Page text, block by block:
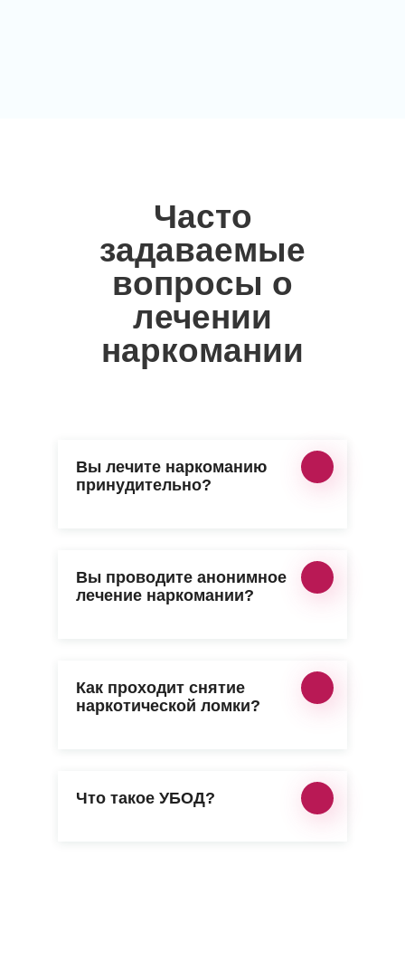
Часто
задаваемые
вопросы о
лечении
наркомании
Вы лечите наркоманию
принудительно?
Вы проводите анонимное
лечение наркомании?
Как проходит снятие
наркотической ломки?
Что такое УБОД?